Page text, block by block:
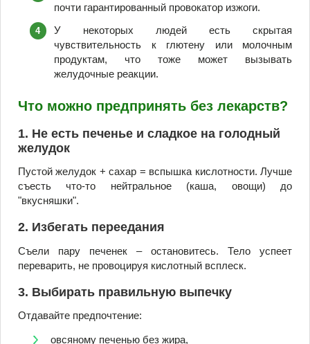
почти гарантированный провокатор изжоги.
У некоторых людей есть скрытая
чувствительность к глютену или молочным
продуктам, что тоже может вызывать
желудочные реакции.
Что можно предпринять без лекарств?
1. Не есть печенье и сладкое на голодный
желудок
Пустой желудок + сахар = вспышка кислотности. Лучше
съесть что-то нейтральное (каша, овощи) до
"вкусняшки".
2. Избегать переедания
Съели пару печенек – остановитесь. Тело успеет
переварить, не провоцируя кислотный всплеск.
3. Выбирать правильную выпечку
Отдавайте предпочтение:
овсяному печенью без жира,